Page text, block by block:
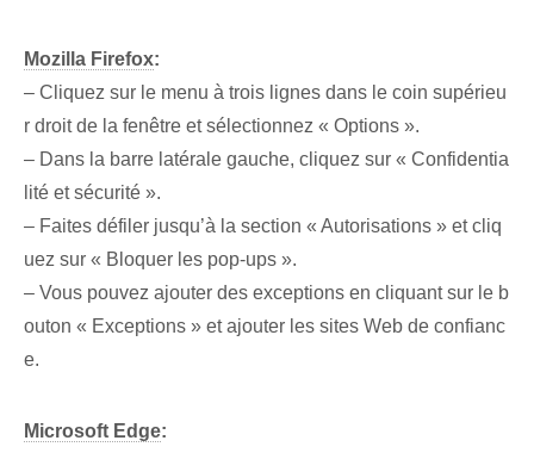
Mozilla Firefox:
– Cliquez sur le menu à trois lignes dans le coin supérieu
r droit de la fenêtre et sélectionnez « Options ».
– Dans la barre latérale gauche, cliquez sur « Confidentia
lité et sécurité ».
– Faites défiler jusqu’à la section « Autorisations » et cliq
uez sur « Bloquer les pop-ups ».
– Vous pouvez ajouter des exceptions en cliquant sur le b
outon « Exceptions » et ajouter les sites Web de confianc
e.
Microsoft Edge: